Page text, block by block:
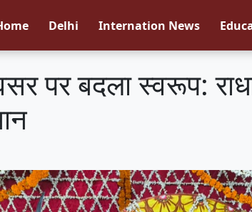
Delhi Internation News
पर बदला स्वरूप: